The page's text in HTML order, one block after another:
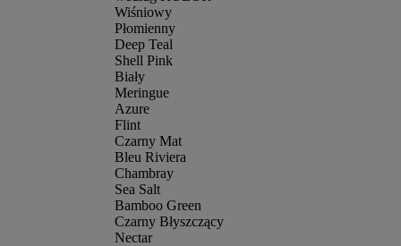
Wiśniowy
Płomienny
Deep Teal
Shell Pink
Biały
Meringue
Azure
Flint
Czarny Mat
Bleu Riviera
Chambray
Sea Salt
Bamboo Green
Czarny Błyszczący
Nectar